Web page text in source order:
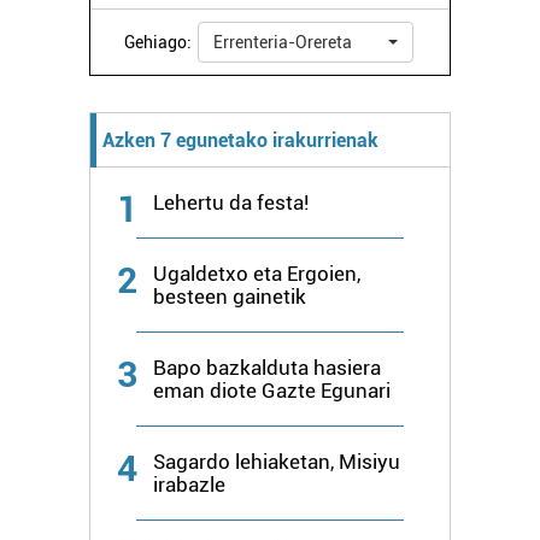
Gehiago: Errenteria-Orereta
Azken 7 egunetako irakurrienak
1 Lehertu da festa!
2
Ugaldetxo eta Ergoien,
besteen gainetik
3
Bapo bazkalduta hasiera
eman diote Gazte Egunari
4
Sagardo lehiaketan, Misiyu
irabazle